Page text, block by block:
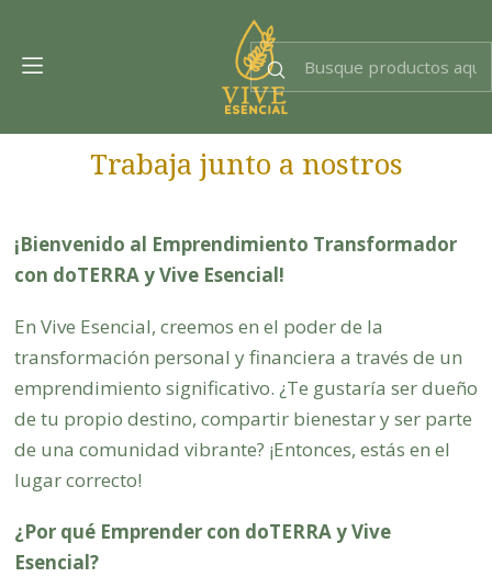
Trabaja junto a nostros
¡Bienvenido al Emprendimiento Transformador
con doTERRA y Vive Esencial!
En Vive Esencial, creemos en el poder de la
transformación personal y financiera a través de un
emprendimiento significativo. ¿Te gustaría ser dueño
de tu propio destino, compartir bienestar y ser parte
de una comunidad vibrante? ¡Entonces, estás en el
lugar correcto!
¿Por qué Emprender con doTERRA y Vive
Esencial?
Dra. EsencIAl
Experta en bienestar